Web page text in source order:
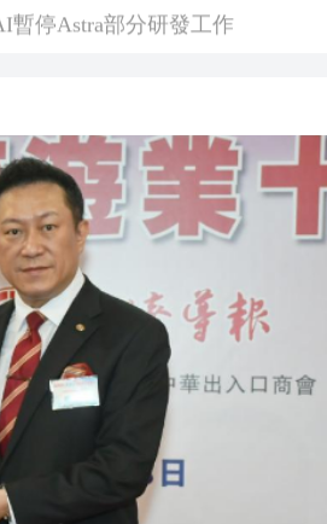
暫停Astra部分研發工作
分享會舉行
共產黨成立105周年名家作品展
急響應